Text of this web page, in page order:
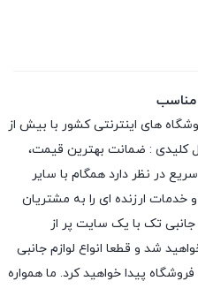
های اینترنتی کشور با بیش از
کلیدی : ضمانت بهترین قیمت،
در نظر دارد همگام با سایر
و خدمات ارزنده ای را به مشتریان
تک با یک سایت پر از
شد و قطعا انواع لوازم جانبی
پیدا خواهید کرد. ما همواره